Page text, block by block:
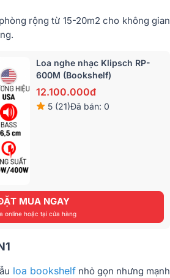
rộng từ 15-20m2 cho không gian
Loa nghe nhạc Klipsch RP-
600M (Bookshelf)
12.100.000đ
5 (21)Đã bán: 0
MUA NGAY
online hoặc tại cửa hàng
loa bookshelfnhỏ gọn nhưng mạnh